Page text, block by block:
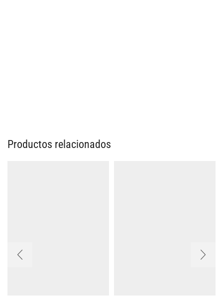
Productos relacionados